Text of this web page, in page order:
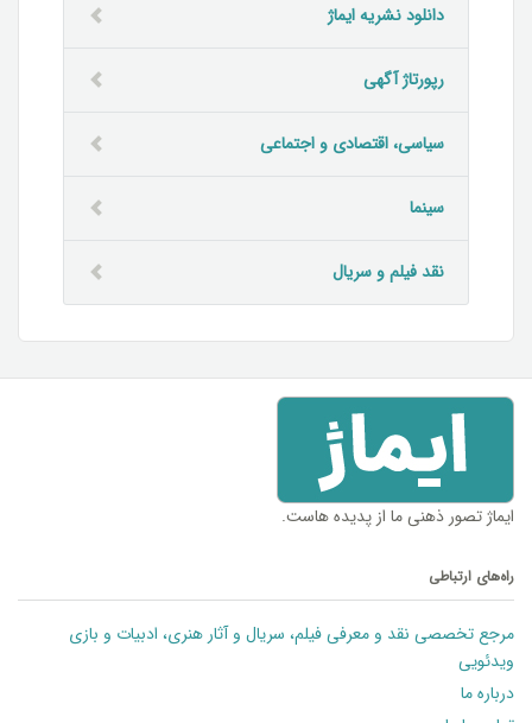
دانلود نشریه ایماژ
رپورتاژ آگهی
سیاسی، اقتصادی و اجتماعی
سینما
نقد فیلم و سریال
ایماژ تصور ذهنی ما از پدیده هاست.
راه‌های ارتباطی
مرجع تخصصی نقد و معرفی فیلم، سریال و آثار هنری، ادبیات و بازی
ویدئویی
درباره ما